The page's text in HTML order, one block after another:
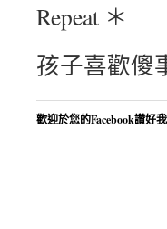
Repeat ＊
孩子喜歡傻
歡迎於您的Facebook讚好